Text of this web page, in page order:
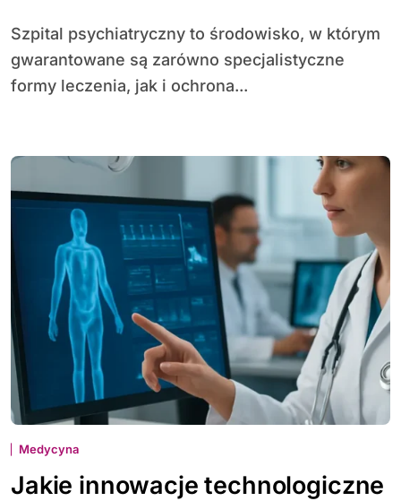
Szpital psychiatryczny to środowisko, w którym
gwarantowane są zarówno specjalistyczne
formy leczenia, jak i ochrona...
Medycyna
Jakie innowacje technologiczne